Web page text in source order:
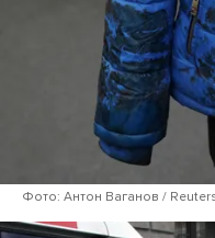
Фото: Антон Ваганов /